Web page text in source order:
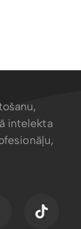
intelekta